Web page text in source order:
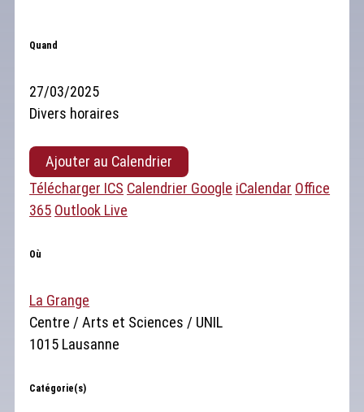
Quand
27/03/2025
Divers horaires
Ajouter au Calendrier
Télécharger ICS Calendrier Google iCalendar Office
365 Outlook Live
Où
La Grange
Centre / Arts et Sciences / UNIL
1015 Lausanne
Catégorie(s)